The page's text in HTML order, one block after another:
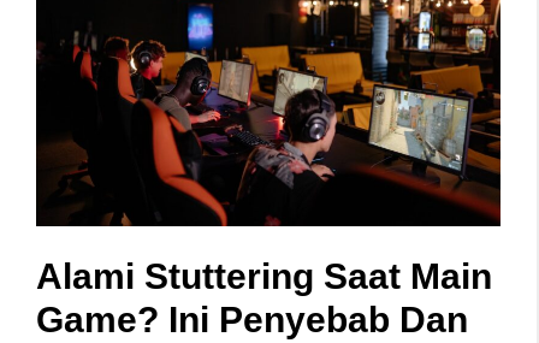
Alami Stuttering Saat Main
Game? Ini Penyebab Dan